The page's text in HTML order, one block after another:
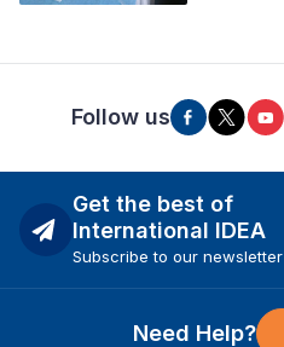
Follow us
Get the best of
International IDEA
Subscribe to our newsletter
Need Help?